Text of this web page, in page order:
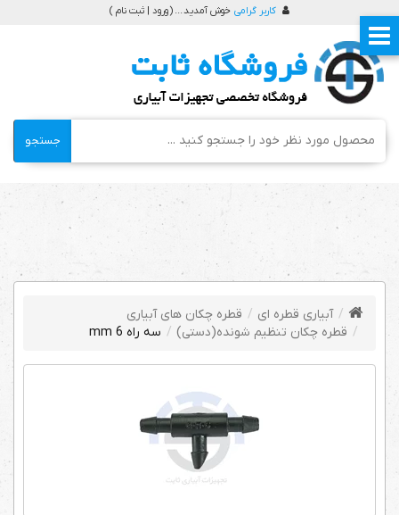
کاربر گرامی خوش آمدید ... (ورود | ثبت نام )
جستجو
آبیاری قطره ای
قطره چکان های آبیاری
قطره چکان تنظیم شونده(دستی)
سه راه 6 mm